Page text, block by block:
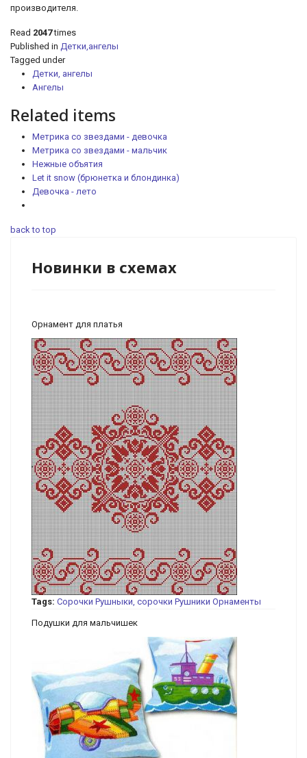
производителя.
Read 2047times
Published in Детки,ангелы
Tagged under
Детки, ангелы
Ангелы
Related items
Метрика со звездами - девочка
Метрика со звездами - мальчик
Нежные объятия
Let it snow (брюнетка и блондинка)
Девочка - лето
back to top
Новинки в схемах
Орнамент для платья
Tags: Сорочки Рушныки, сорочки Рушники Орнаменты
Подушки для мальчишек